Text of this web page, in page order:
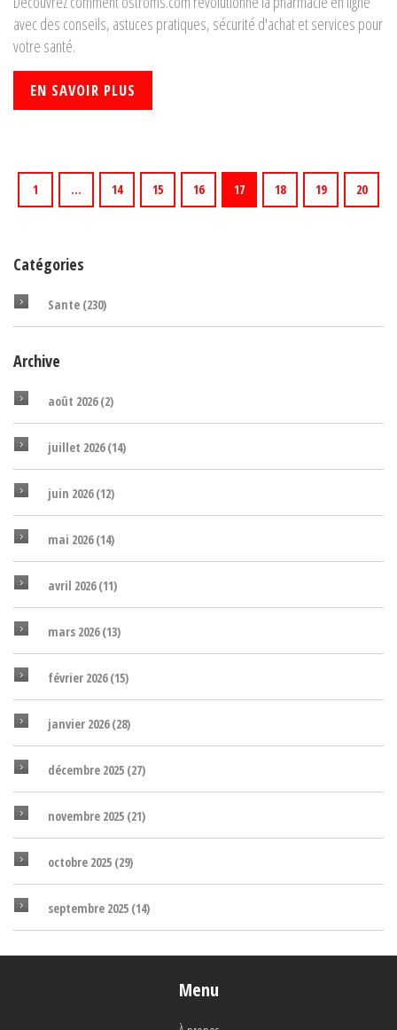
avec des conseils, astuces pratiques, sécurité d'achat et services pour
votre santé.
EN SAVOIR PLUS
1 … 14 15 16 17 18 19 20
Catégories
Sante (230)
Archive
août 2026(2)
juillet 2026(14)
juin 2026(12)
mai 2026(14)
avril 2026(11)
mars 2026(13)
février 2026(15)
janvier 2026(28)
décembre 2025 (27)
novembre 2025 (21)
octobre 2025 (29)
septembre 2025 (14)
Menu